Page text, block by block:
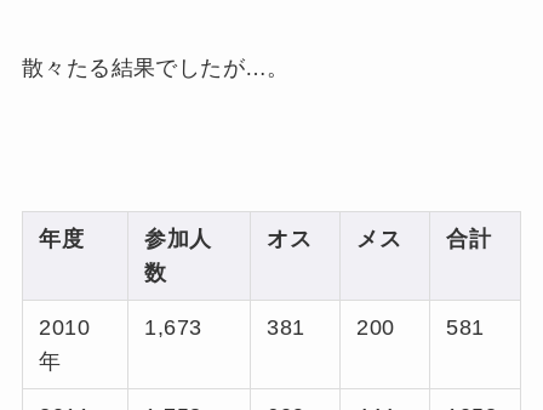
散々たる結果でしたが…。
年度
参加人
数
オス メス 合計
2010
年
1,673 381 200 581